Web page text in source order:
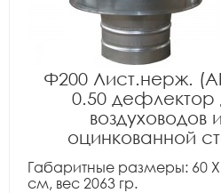
Ф200 Лист.нерж.
0.50 дефлектор
воздуховодов
оцинкованной
Габаритные размеры: 60 X
см, вес 2063 гр.